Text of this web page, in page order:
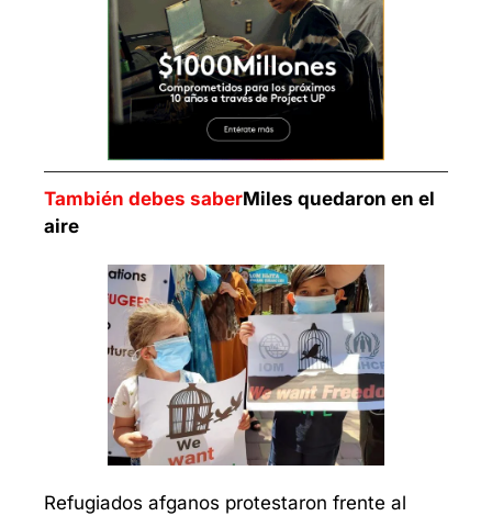
También debes saberMiles quedaron en el
aire
Refugiados afganos protestaron frente al